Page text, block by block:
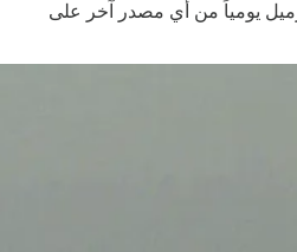
٢٠ مليون برميل يومياً من أي مصدر آخر على